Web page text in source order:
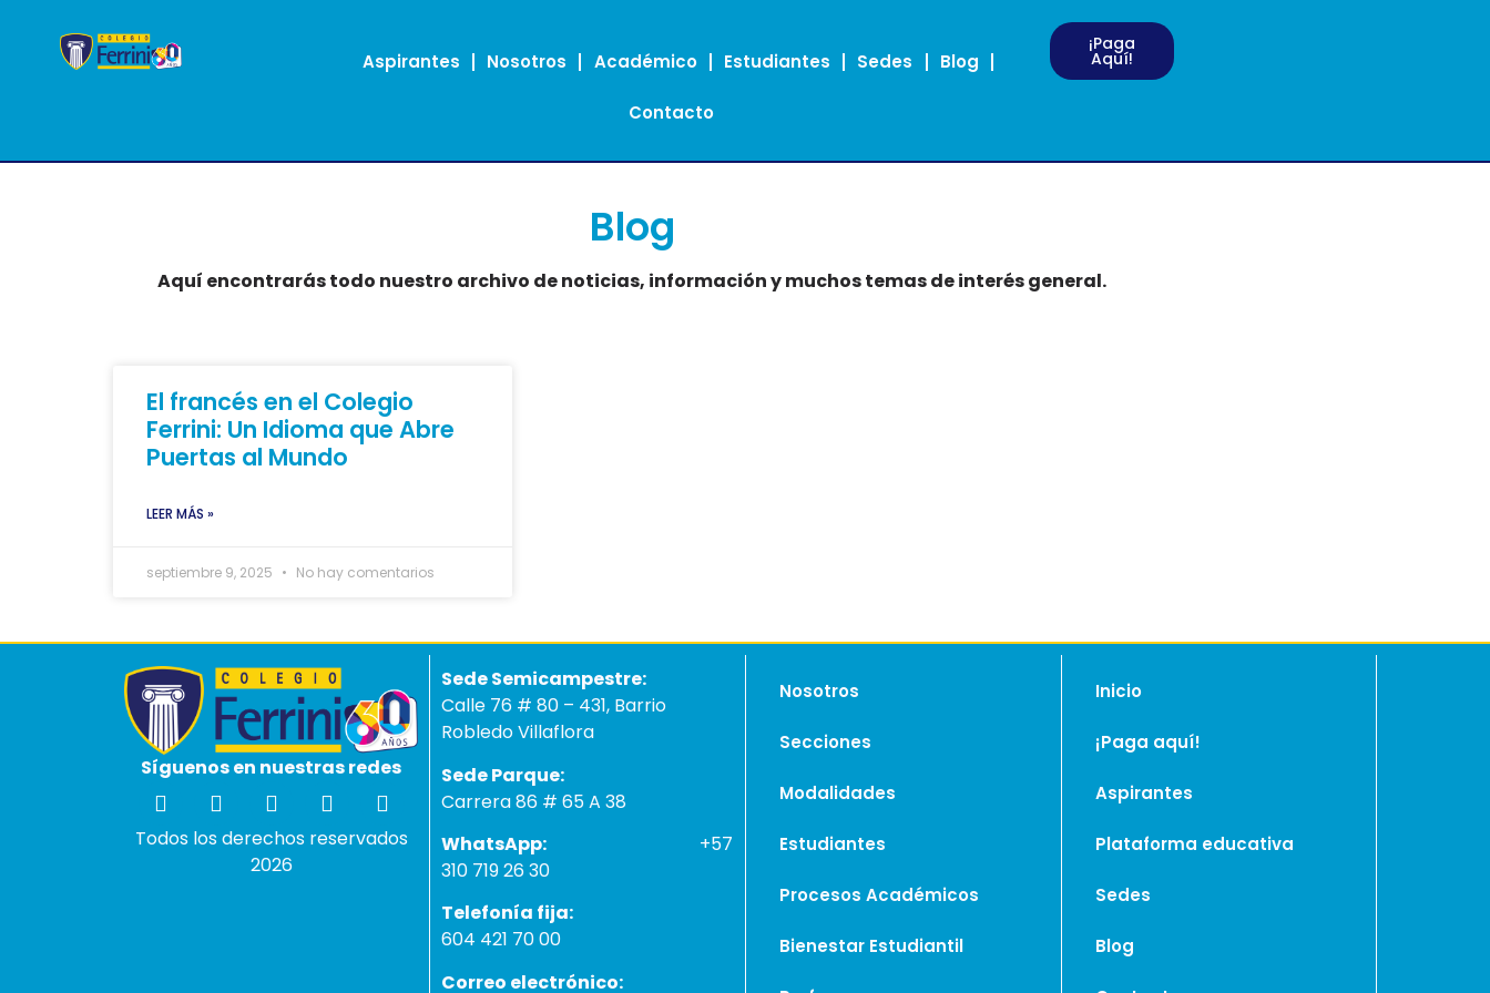
Aspirantes Nosotros Académico Estudiantes Sedes Blog
Contacto
¡Paga
Aquí!
Blog
Aquí encontrarás todo nuestro archivo de noticias, información y muchos temas de interés general.
El francés en el Colegio
Ferrini: Un Idioma que Abre
Puertas al Mundo
LEER MÁS »
septiembre 9, 2025 No hay comentarios
Síguenos en nuestras redes
Todos los derechos reservados
2026
Sede Semicampestre:
Calle 76 # 80 – 431, Barrio
Robledo Villaflora
Sede Parque:
Carrera 86 # 65 A 38
WhatsApp: +57
310 719 26 30
Telefonía fija:
604 421 70 00
Correo electrónico:
Nosotros
Secciones
Modalidades
Estudiantes
Procesos Académicos
Bienestar Estudiantil
Inicio
¡Paga aquí!
Aspirantes
Plataforma educativa
Sedes
Blog